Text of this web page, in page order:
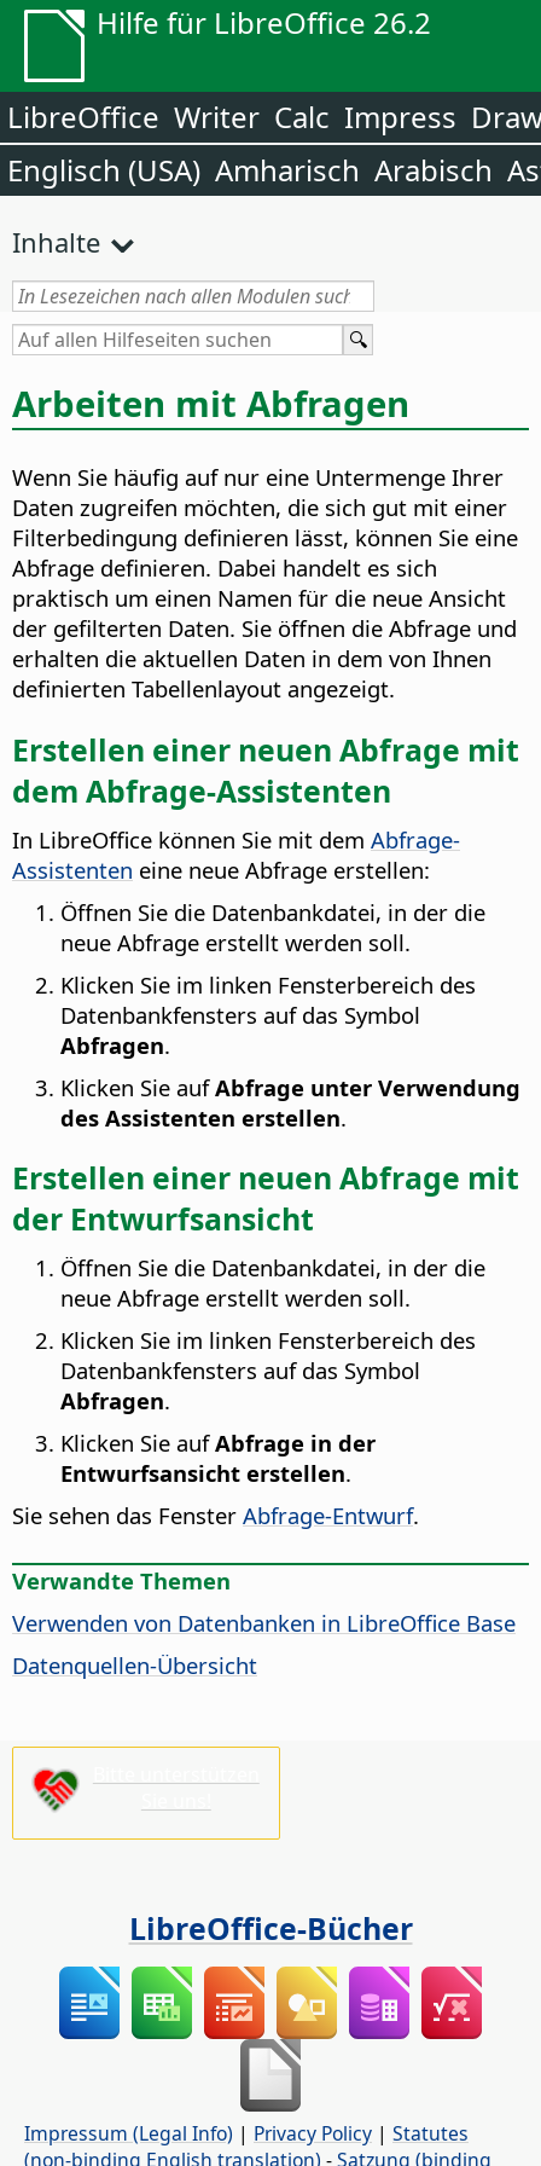
Hilfe für LibreOffice 26.2
LibreOffice Writer Calc Impress
Englisch (USA) Amharisch Arabisch
Inhalte
Arbeiten mit Abfragen
Wenn Sie häufig auf nur eine Untermenge Ihrer
Daten zugreifen möchten, die sich gut mit einer
Filterbedingung definieren lässt, können Sie eine
Abfrage definieren. Dabei handelt es sich
praktisch um einen Namen für die neue Ansicht
der gefilterten Daten. Sie öffnen die Abfrage und
erhalten die aktuellen Daten in dem von Ihnen
definierten Tabellenlayout angezeigt.
Erstellen einer neuen Abfrage mit
dem Abfrage-Assistenten
In LibreOffice können Sie mit dem Abfrage-
Assistenten eine neue Abfrage erstellen:
Öffnen Sie die Datenbankdatei, in der die
neue Abfrage erstellt werden soll.
Klicken Sie im linken Fensterbereich des
Datenbankfensters auf das Symbol
Abfragen.
Klicken Sie aufAbfrage unter Verwendung
des Assistenten erstellen.
Erstellen einer neuen Abfrage mit
der Entwurfsansicht
Öffnen Sie die Datenbankdatei, in der die
neue Abfrage erstellt werden soll.
Klicken Sie im linken Fensterbereich des
Datenbankfensters auf das Symbol
Abfragen.
Klicken Sie aufAbfrage in der
Entwurfsansicht erstellen.
Sie sehen das Fenster Abfrage-Entwurf.
Verwandte Themen
Verwenden von Datenbanken in LibreOffice Base
Datenquellen-Übersicht
LibreOffice-Bücher
Impressum (Legal Info) | Privacy Policy | Statutes
(non-binding English translation) -Satzung (binding